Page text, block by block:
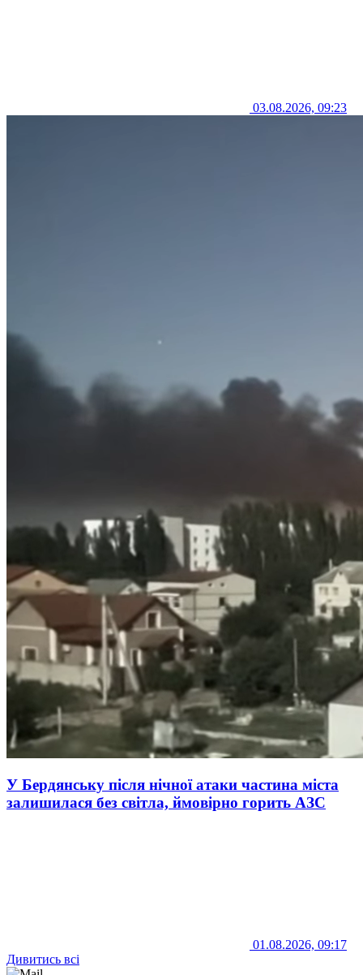
03.08.2026, 09:23
У Бердянську після нічної атаки частина міста
залишилася без світла, ймовірно горить АЗС
01.08.2026, 09:17
Дивитись всі